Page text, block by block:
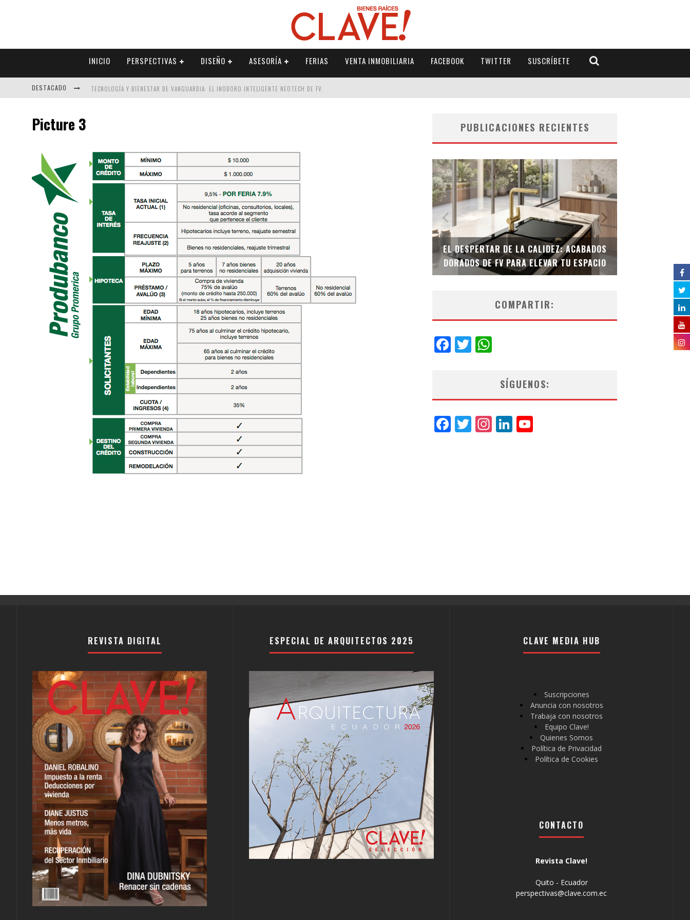
INICIO PERSPECTIVAS DISEÑO ASESORÍA FERIAS VENTA INMOBILIARIA FACEBOOK TWITTER SUSCRÍBETE
DESTACADO TECNOLOGÍA Y BIENESTAR DE VANGUARDIA: EL INODORO INTELIGENTE NEOTECH DE FV.
EL DESPERTAR DE LA CALIDEZ: ACABADOS DORADOS DE FV PARA ELEVAR TU ESPACIO
Picture 3 PUBLICACIONES RECIENTES
SAINT-GOBAIN IMPTEK – XI CONVENCIÓN
EL DESPERTAR DE LA CALIDEZ: ACABADOS
DORADOS DE FV PARA ELEVAR TU ESPACIO
EL INODORO
COMPARTIR:
Facebook
Twitter
SÍGUENOS:
Facebook
Twitter
Instagram
LinkedIn
REVISTA DIGITAL ESPECIAL DE ARQUITECTOS 2025 CLAVE MEDIA HUB
Suscripciones
Anuncia con nosotros
Trabaja con nosotros
Equipo Clave!
Quienes Somos
Política de Privacidad
Política de Cookies
CONTACTO
Revista Clave!
Quito - Ecuador
perspectivas@clave.com.ec